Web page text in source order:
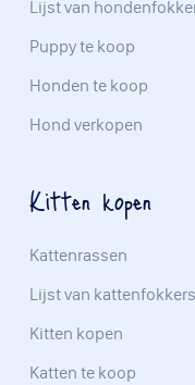
Lijst van
Puppy te koop
Honden te koop
Hond verkopen
Kitten kopen
Kattenrassen
Lijst van kattenfokkers
Kitten kopen
Katten te koop